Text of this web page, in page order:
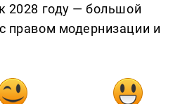
2028 году — большой
правом модернизации и